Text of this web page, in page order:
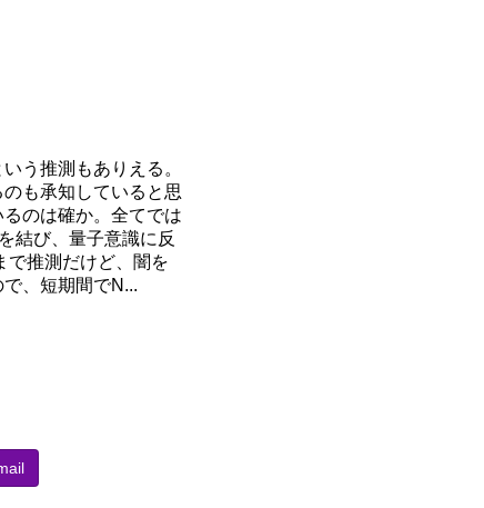
う推測もありえる。
も承知していると思
のは確か。全てでは
結び、量子意識に反
で推測だけど、闇を
、短期間でN...